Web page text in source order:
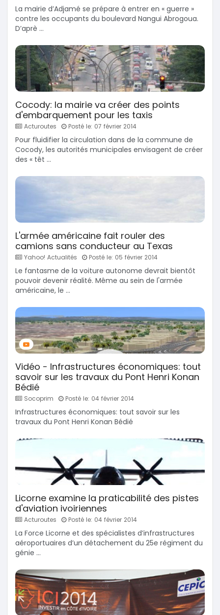
La mairie d’Adjamé se prépare à entrer en « guerre »
contre les occupants du boulevard Nangui Abrogoua.
D’aprè ...
Cocody: la mairie va créer des points
d'embarquement pour les taxis
Acturoutes Posté le: 07 février 2014
Pour fluidifier la circulation dans de la commune de
Cocody, les autorités municipales envisagent de créer
des « têt ...
L'armée américaine fait rouler des
camions sans conducteur au Texas
Yahoo! Actualités Posté le: 05 février 2014
Le fantasme de la voiture autonome devrait bientôt
pouvoir devenir réalité. Même au sein de l'armée
américaine, le ...
Vidéo - Infrastructures économiques: tout
savoir sur les travaux du Pont Henri Konan
Bédié
Socoprim Posté le: 04 février 2014
Infrastructures économiques: tout savoir sur les
travaux du Pont Henri Konan Bédié
Licorne examine la praticabilité des pistes
d'aviation ivoiriennes
Acturoutes Posté le: 04 février 2014
La Force Licorne et des spécialistes d’infrastructures
aéroportuaires d’un détachement du 25e régiment du
génie ...